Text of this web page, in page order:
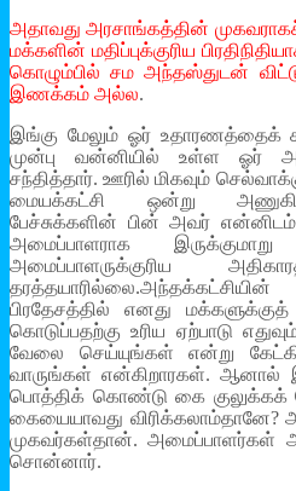
அதாவது அரசாங்கத்தின்
மக்களின் மதிப்புக்குரிய
கொழும்பில் சம அந்தஸ்துடன்
இணக்கம் அல்ல.
இங்கு மேலும் ஓர் உதாரணத்தைக்
முன்பு வன்னியில் உள்ள ஓர்
சந்தித்தார். ஊரில் மிகவும்
மையக்கட்சி ஒன்று
பேச்சுக்களின் பின் அவர்
அமைப்பாளராக
அமைப்பாளருக்குரிய
பிரதேசத்தில் எனது
கொடுப்பதற்கு உரிய ஏற்பாடு
வேலை செய்யுங்கள் என்று
வாருங்கள் என்கிறாரகள். ஆனால்
பொத்திக் கொண்டு கை குலுக்கக்
கையையாவது விரிக்கலாம்தானே?
முகவர்கள்தான். அமைப்பாளர்கள்
சொன்னார்.